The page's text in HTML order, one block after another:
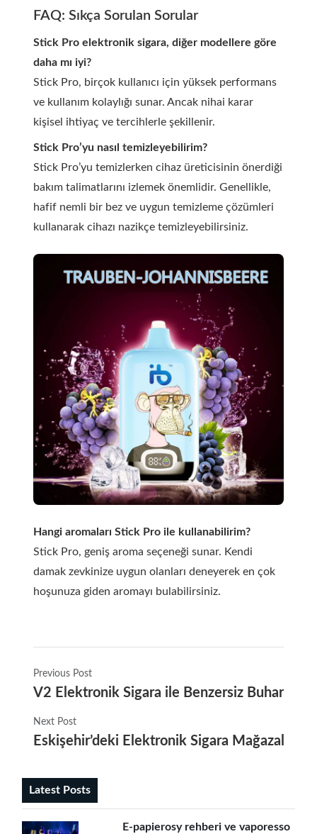
FAQ: Sıkça Sorulan Sorular
Stick Pro elektronik sigara, diğer modellere göre
daha mı iyi?
Stick Pro, birçok kullanıcı için yüksek performans
ve kullanım kolaylığı sunar. Ancak nihai karar
kişisel ihtiyaç ve tercihlerle şekillenir.
Stick Pro’yu nasıl temizleyebilirim?
Stick Pro’yu temizlerken cihaz üreticisinin önerdiği
bakım talimatlarını izlemek önemlidir. Genellikle,
hafif nemli bir bez ve uygun temizleme çözümleri
kullanarak cihazı nazikçe temizleyebilirsiniz.
Hangi aromaları Stick Pro ile kullanabilirim?
Stick Pro, geniş aroma seçeneği sunar. Kendi
damak zevkinize uygun olanları deneyerek en çok
hoşunuza giden aromayı bulabilirsiniz.
Previous Post
V2 Elektronik Sigara ile Benzersiz Buhar
Next Post
Eskişehir’deki Elektronik Sigara
Latest Posts
E-papierosy rehberi ve vaporesso